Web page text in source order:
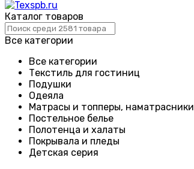
Каталог товаров
Все категории
Все категории
Текстиль для гостиниц
Подушки
Одеяла
Матрасы и топперы, наматрасники
Постельное белье
Полотенца и халаты
Покрывала и пледы
Детская серия